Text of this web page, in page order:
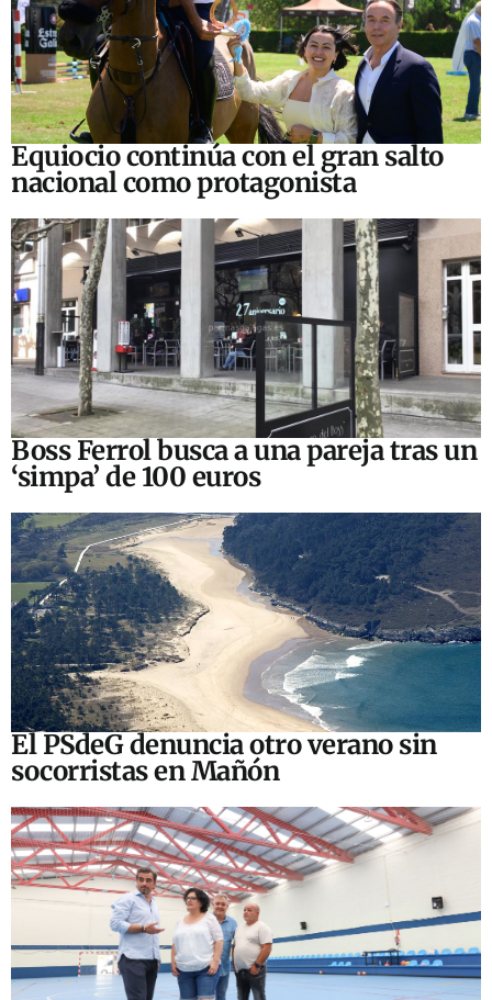
Equiocio continúa con el gran salto
nacional como protagonista
Boss Ferrol busca a una pareja tras un
‘simpa’ de 100 euros
El PSdeG denuncia otro verano sin
socorristas en Mañón